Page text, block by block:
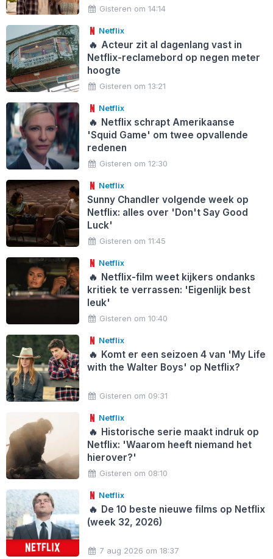
Gisteren om 14:14
Netflix
🔥 Acteur zit al dagenlang vast in
Netflix-reclamebord op negen meter
hoogte
Gisteren om 13:21
Netflix
🔥 Netflix schrapt Amerikaanse
'Squid Game' om twee opvallende
redenen
Gisteren om 12:30
Netflix
Sunny Chandler volgende week op
Netflix: alles over 'Don't Say Good
Luck'
Gisteren om 11:45
Netflix
🔥 Netflix-film weet kijkers ondanks
kritiek te verrassen: 'Eigenlijk best
leuk'
Gisteren om 10:40
Netflix
🔥 Komt er een seizoen 4 van 'My Life
with the Walter Boys' op Netflix?
Gisteren om 09:31
Netflix
🔥 Historische serie maakt indruk op
Netflix: 'Waarom heeft niemand het
hierover?'
Gisteren om 08:10
Netflix
🔥 De 10 beste nieuwe films op Netflix
(week 32, 2026)
7 aug 2026 om 18:37